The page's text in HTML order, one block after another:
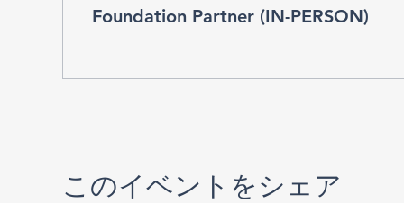
Foundation Partner (IN-PERSON)
このイベントをシェア